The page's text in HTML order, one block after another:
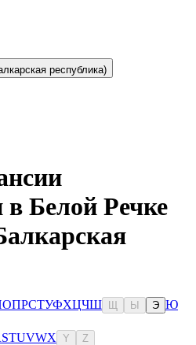
республика)
в Белой Речке
ОПРСТУФХЦЧШ Ы Э Ю
STUVWX Y Z